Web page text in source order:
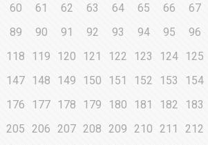
60 61 62 63 64 65 66 67
89 90 91 92 93 94 95 96
118 119 120 121 122 123 124 125
147 148 149 150 151 152 153 154
176 177 178 179 180 181 182 183
205 206 207 208 209 210 211 212